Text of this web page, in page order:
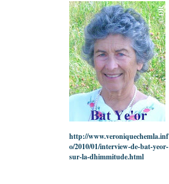
http://www.veroniquechemla.inf
o/2010/01/interview-de-bat-yeor-
sur-la-dhimmitude.html